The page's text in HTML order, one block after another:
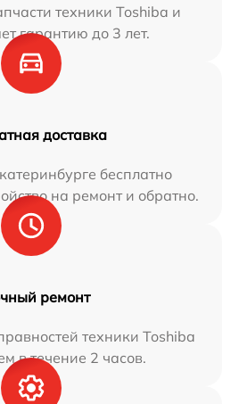
техники Toshiba и
гарантию до 3 лет.
доставка
бесплатно
на ремонт и обратно.
ремонт
техники Toshiba
в течение 2 часов.